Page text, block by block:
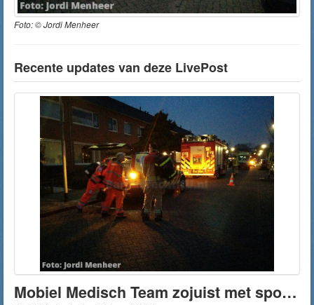
Foto: ©Jordi Menheer
Recente updates van deze LivePost
Mobiel Medisch Team zojuist met spoed gearriveerd aan de Alblas